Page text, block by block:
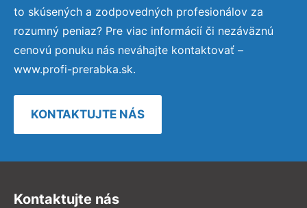
to skúsených a zodpovedných profesionálov za
rozumný peniaz? Pre viac informácií či nezáväznú
cenovú ponuku nás neváhajte kontaktovať –
www.profi-prerabka.sk.
KONTAKTUJTE NÁS
Kontaktujte nás